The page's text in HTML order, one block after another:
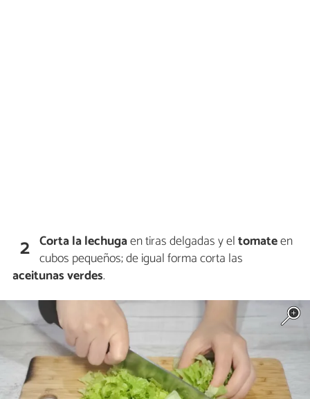
2 Corta la lechugaen tiras delgadas y eltomateen
cubos pequeños; de igual forma corta las
aceitunas verdes.